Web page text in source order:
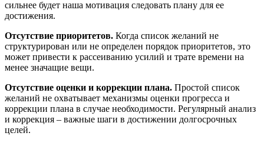
сильнее будет наша мотивация следовать плану для ее
достижения.
Отсутствие приоритетов. Когда список желаний не
структурирован или не определен порядок приоритетов, это
может привести к рассеиванию усилий и трате времени на
менее значащие вещи.
Отсутствие оценки и коррекции плана. Простой список
желаний не охватывает механизмы оценки прогресса и
коррекции плана в случае необходимости. Регулярный анализ
и коррекция – важные шаги в достижении долгосрочных
целей.